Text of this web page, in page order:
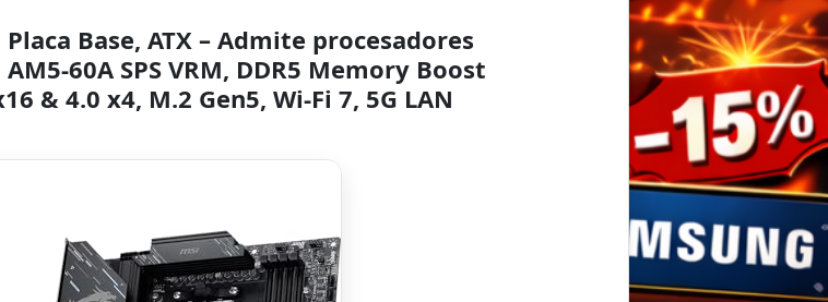
Base, ATX – Admite procesadores
60A SPS VRM, DDR5 Memory Boost
& 4.0 x4, M.2 Gen5, Wi-Fi 7, 5G LAN